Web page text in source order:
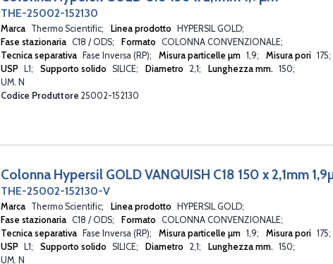
THE-25002-152130
Marca Thermo Scientific Linea prodotto
HYPERSIL GOLD
Fase stazionaria C18 / ODS Formato COLONNA CONVENZIONALE
Tecnica separativa
Fase Inversa (RP) Misura particelle µm 1,9 Misura pori 175
USP
L1 Supporto solido SILICE Diametro 2,1 Lunghezza mm. 150
UM. N
Codice Produttore 25002-152130
Colonna Hypersil GOLD VANQUISH C18 150 x 2,1mm
THE-25002-152130-V
Marca Thermo Scientific Linea prodotto
HYPERSIL GOLD
Fase stazionaria C18 / ODS Formato COLONNA CONVENZIONALE
Tecnica separativa
Fase Inversa (RP) Misura particelle µm 1,9 Misura pori 175
USP
L1 Supporto solido SILICE Diametro 2,1 Lunghezza mm. 150
UM. N